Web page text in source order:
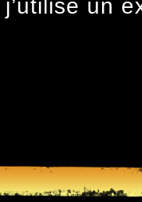
un